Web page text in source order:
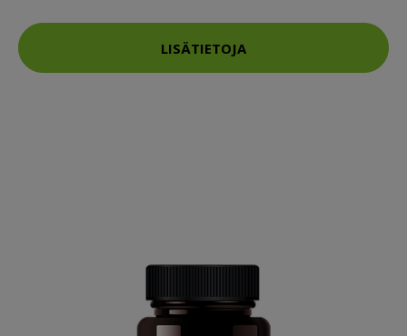
LISÄTIETOJA